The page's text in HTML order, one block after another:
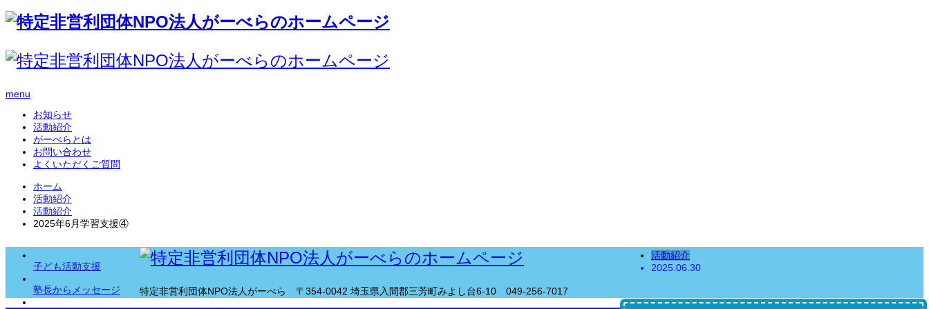
menu
お知らせ
活動紹介
がーべらとは
お問い合わせ
よくいただくご質問
ホーム
活動紹介
活動紹介
2025年6月学習支援④
活動紹介
2025.06.30
子ども活動支援
塾長からメッセージ 特定非営利団体NPO法人がーべら 〒354-0042 埼玉県入間郡三芳町みよし台6-10
049-256-7017